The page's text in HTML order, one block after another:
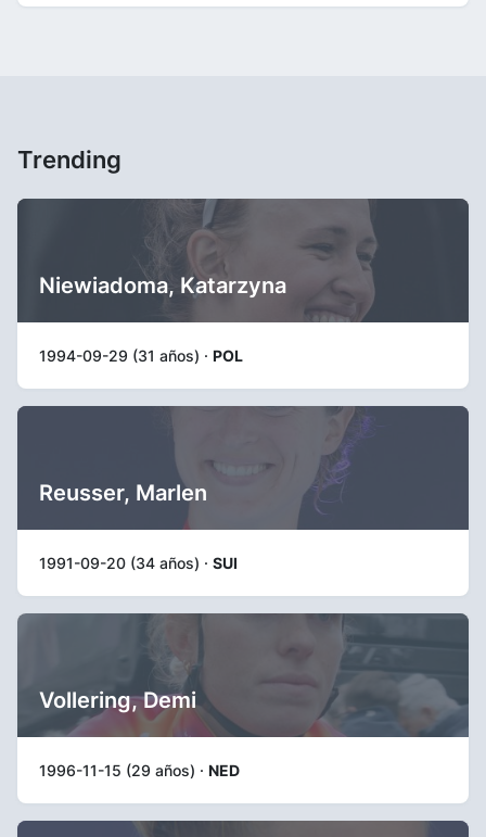
Trending
Niewiadoma, Katarzyna
1994-09-29 (31 años) · POL
Reusser, Marlen
1991-09-20 (34 años) · SUI
Vollering, Demi
1996-11-15 (29 años) · NED